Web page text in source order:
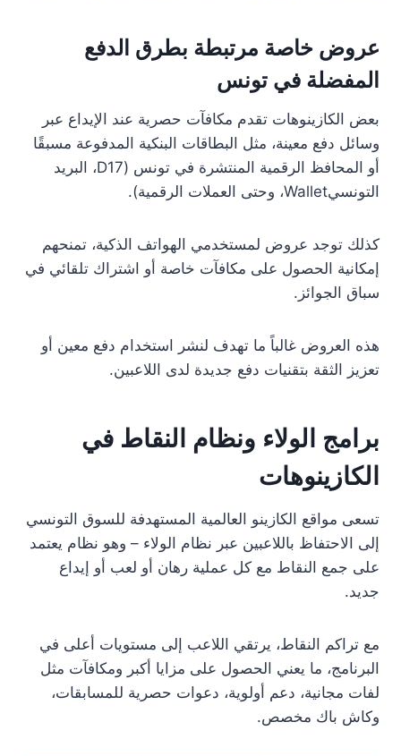
عروض خاصة مرتبطة بطرق الدفع
المفضلة في تونس
بعض الكازينوهات تقدم مكافآت حصرية عند الإيداع عبر
وسائل دفع معينة، مثل البطاقات البنكية المدفوعة مسبقًا
أو المحافظ الرقمية المنتشرة في تونس (D17، البريد
التونسيWallet، وحتى العملات الرقمية).
كذلك توجد عروض لمستخدمي الهواتف الذكية، تمنحهم
إمكانية الحصول على مكافآت خاصة أو اشتراك تلقائي في
سباق الجوائز.
هذه العروض غالباً ما تهدف لنشر استخدام دفع معين أو
تعزيز الثقة بتقنيات دفع جديدة لدى اللاعبين.
برامج الولاء ونظام النقاط في
الكازينوهات
تسعى مواقع الكازينو العالمية المستهدفة للسوق التونسي
إلى الاحتفاظ باللاعبين عبر نظام الولاء – وهو نظام يعتمد
على جمع النقاط مع كل عملية رهان أو لعب أو إيداع
جديد.
مع تراكم النقاط، يرتقي اللاعب إلى مستويات أعلى في
البرنامج، ما يعني الحصول على مزايا أكبر ومكافآت مثل
لفات مجانية، دعم أولوية، دعوات حصرية للمسابقات،
وكاش باك مخصص.